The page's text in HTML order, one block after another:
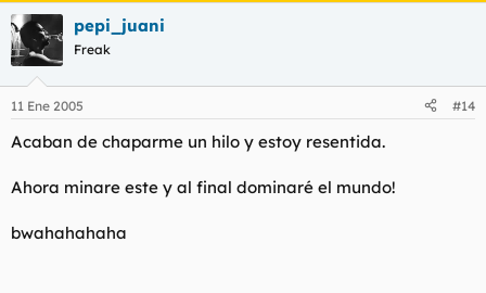
pepi_juani
Freak
11 Ene 2005 #14
Acaban de chaparme un hilo y estoy resentida.
Ahora minare este y al final dominaré el mundo!
bwahahahaha